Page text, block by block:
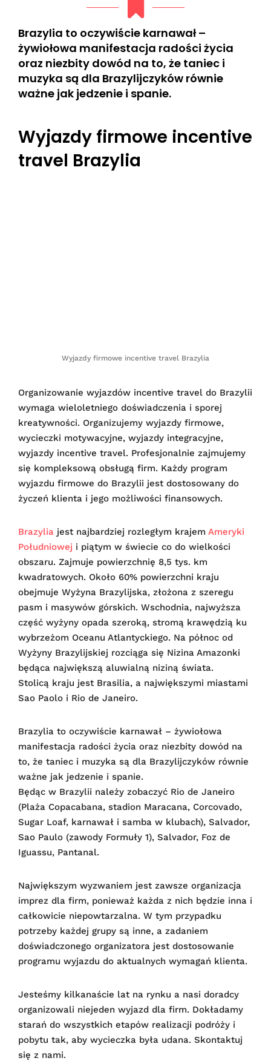
Brazylia to oczywiście karnawał –
żywiołowa manifestacja radości życia
oraz niezbity dowód na to, że taniec i
muzyka są dla Brazylijczyków równie
ważne jak jedzenie i spanie.
Wyjazdy firmowe incentive
travel Brazylia
Wyjazdy firmowe incentive travel Brazylia
Organizowanie wyjazdów incentive travel do Brazylii
wymaga wieloletniego doświadczenia i sporej
kreatywności. Organizujemy wyjazdy firmowe,
wycieczki motywacyjne, wyjazdy integracyjne,
wyjazdy incentive travel. Profesjonalnie zajmujemy
się kompleksową obsługą firm. Każdy program
wyjazdu firmowe do Brazylii jest dostosowany do
życzeń klienta i jego możliwości finansowych.
Brazylia jest najbardziej rozległym krajem Ameryki
Południowej i piątym w świecie co do wielkości
obszaru. Zajmuje powierzchnię 8,5 tys. km
kwadratowych. Około 60% powierzchni kraju
obejmuje Wyżyna Brazylijska, złożona z szeregu
pasm i masywów górskich. Wschodnia, najwyższa
część wyżyny opada szeroką, stromą krawędzią ku
wybrzeżom Oceanu Atlantyckiego. Na północ od
Wyżyny Brazylijskiej rozciąga się Nizina Amazonki
będąca największą aluwialną niziną świata.
Stolicą kraju jest Brasilia, a największymi miastami
Sao Paolo i Rio de Janeiro.
Brazylia to oczywiście karnawał – żywiołowa
manifestacja radości życia oraz niezbity dowód na
to, że taniec i muzyka są dla Brazylijczyków równie
ważne jak jedzenie i spanie.
Będąc w Brazylii należy zobaczyć Rio de Janeiro
(Plaża Copacabana, stadion Maracana, Corcovado,
Sugar Loaf, karnawał i samba w klubach), Salvador,
Sao Paulo (zawody Formuły 1), Salvador, Foz de
Iguassu, Pantanal.
Największym wyzwaniem jest zawsze organizacja
imprez dla firm, ponieważ każda z nich będzie inna i
całkowicie niepowtarzalna. W tym przypadku
potrzeby każdej grupy są inne, a zadaniem
doświadczonego organizatora jest dostosowanie
programu wyjazdu do aktualnych wymagań klienta.
Jesteśmy kilkanaście lat na rynku a nasi doradcy
organizowali niejeden wyjazd dla firm. Dokładamy
starań do wszystkich etapów realizacji podróży i
pobytu tak, aby wycieczka była udana. Skontaktuj
się z nami.